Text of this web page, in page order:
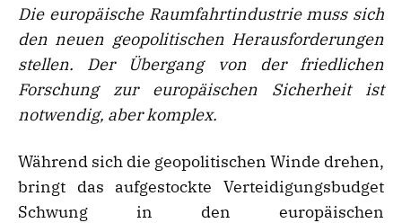
Die europäische Raumfahrtindustrie muss sich
den neuen geopolitischen Herausforderungen
stellen. Der Übergang von der friedlichen
Forschung zur europäischen Sicherheit ist
notwendig, aber komplex.
Während sich die geopolitischen Winde drehen,
bringt das aufgestockte Verteidigungsbudget
Schwung in den europäischen